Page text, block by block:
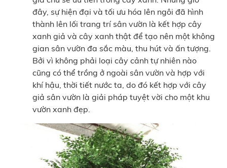
đây, sự hiện đại và tối ưu hóa lên ngôi đã hình
thành lên lối trang trí sân vườn là kết hợp cây
xanh giả và cây xanh thật để tạo nên một không
gian sân vườn đa sắc màu, thu hút và ấn tượng.
Bởi vì không phải loại cây cảnh tự nhiên nào
cũng có thể trồng ở ngoài sân vườn và hợp với
khí hậu, thời tiết nước ta, do đó kết hợp với cây
giả sân vườn là giải pháp tuyệt vời cho một khu
vườn xanh đẹp.